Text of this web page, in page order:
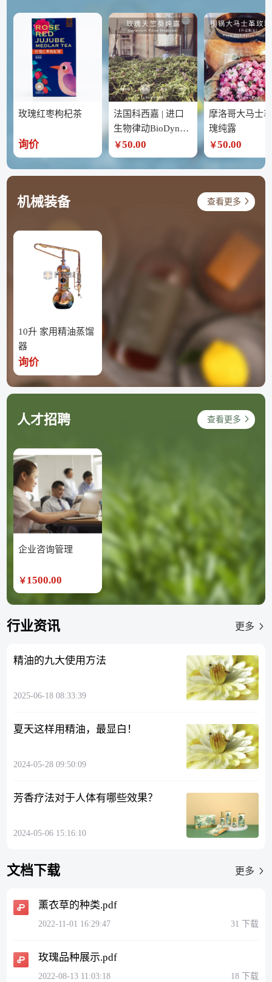
玫瑰红枣枸杞茶
询价
法国科西嘉 | 进口
生物律动BioDynam
ic 玫瑰天竺葵纯露
￥50.00
摩洛哥大马士
瑰纯露
￥50.00
机械装备 查看更多
10升 家用精油蒸馏
器
询价
人才招聘 查看更多
企业咨询管理
￥ 1500.00
行业资讯 更多
精油的九大使用方法
2025-06-18 08:33:39
夏天这样用精油，最显白！
2024-05-28 09:50:09
芳香疗法对于人体有哪些效果？
2024-05-06 15:16:10
文档下载 更多
薰衣草的种类.pdf
2022-11-01 16:29:47 31 下载
玫瑰品种展示.pdf
2022-08-13 11:03:18 18 下载